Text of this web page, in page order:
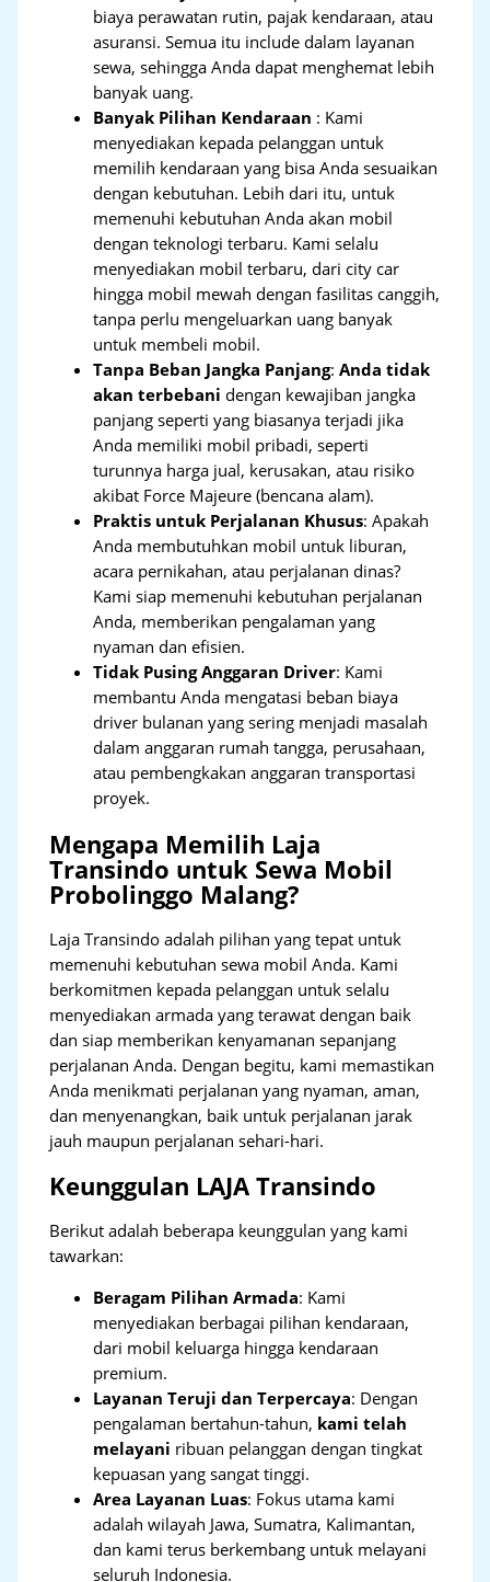
biaya perawatan rutin, pajak kendaraan, atau
asuransi. Semua itu include dalam layanan
sewa, sehingga Anda dapat menghemat lebih
banyak uang.
Banyak Pilihan Kendaraan : Kami
menyediakan kepada pelanggan untuk
memilih kendaraan yang bisa Anda sesuaikan
dengan kebutuhan. Lebih dari itu, untuk
memenuhi kebutuhan Anda akan mobil
dengan teknologi terbaru. Kami selalu
menyediakan mobil terbaru, dari city car
hingga mobil mewah dengan fasilitas canggih,
tanpa perlu mengeluarkan uang banyak
untuk membeli mobil.
Tanpa Beban Jangka Panjang:Anda tidak
akan terbebani dengan kewajiban jangka
panjang seperti yang biasanya terjadi jika
Anda memiliki mobil pribadi, seperti
turunnya harga jual, kerusakan, atau risiko
akibat Force Majeure (bencana alam).
Praktis untuk Perjalanan Khusus: Apakah
Anda membutuhkan mobil untuk liburan,
acara pernikahan, atau perjalanan dinas?
Kami siap memenuhi kebutuhan perjalanan
Anda, memberikan pengalaman yang
nyaman dan efisien.
Tidak Pusing Anggaran Driver: Kami
membantu Anda mengatasi beban biaya
driver bulanan yang sering menjadi masalah
dalam anggaran rumah tangga, perusahaan,
atau pembengkakan anggaran transportasi
proyek.
Mengapa Memilih Laja
Transindo untuk Sewa Mobil
Probolinggo Malang?
Laja Transindo adalah pilihan yang tepat untuk
memenuhi kebutuhan sewa mobil Anda. Kami
berkomitmen kepada pelanggan untuk selalu
menyediakan armada yang terawat dengan baik
dan siap memberikan kenyamanan sepanjang
perjalanan Anda. Dengan begitu, kami memastikan
Anda menikmati perjalanan yang nyaman, aman,
dan menyenangkan, baik untuk perjalanan jarak
jauh maupun perjalanan sehari-hari.
Keunggulan LAJA Transindo
Berikut adalah beberapa keunggulan yang kami
tawarkan:
Beragam Pilihan Armada: Kami
menyediakan berbagai pilihan kendaraan,
dari mobil keluarga hingga kendaraan
premium.
Layanan Teruji dan Terpercaya: Dengan
pengalaman bertahun-tahun, kami telah
melayani ribuan pelanggan dengan tingkat
kepuasan yang sangat tinggi.
Area Layanan Luas: Fokus utama kami
adalah wilayah Jawa, Sumatra, Kalimantan,
dan kami terus berkembang untuk melayani
seluruh Indonesia.